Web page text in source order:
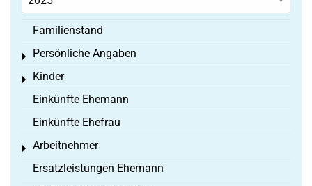
Familienstand
Persönliche Angaben
Toggle menu
Kinder
Toggle menu
Einkünfte Ehemann
Einkünfte Ehefrau
Arbeitnehmer
Toggle menu
Ersatzleistungen Ehemann